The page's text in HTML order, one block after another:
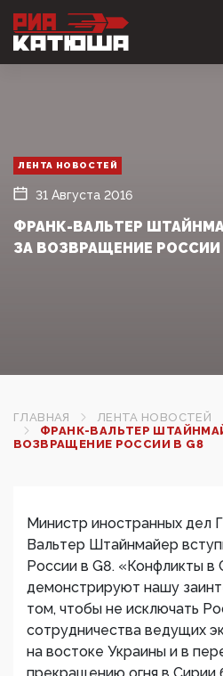
ЛЕНТА НОВОСТЕЙ
31 Августа 2016
ФРАНК-ВАЛЬТЕР
ЗА ВОЗВРАЩЕНИЕ РОССИИ
ГЛАВНАЯ
ЛЕНТА НОВОСТЕЙ
ФРАНК-ВАЛЬТЕР
ВОЗВРАЩЕНИЕ РОССИИ В G8
Министр иностранных дел
Вальтер Штайнмайер
России в G8. «Конфликты в
демонстрируют нашу
том, чтобы не исключать
сотрудничества ведущих
на востоке Украины и в